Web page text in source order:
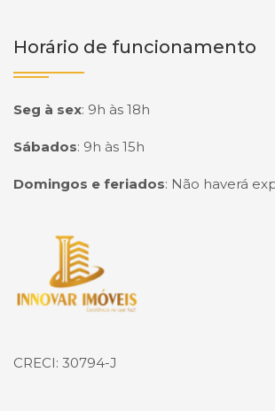
Horário de funcionamento
Seg à sex: 9h às 18h
Sábados: 9h às 15h
Domingos e feriados: Não haverá
Página inicial
CRECI: 30794-J